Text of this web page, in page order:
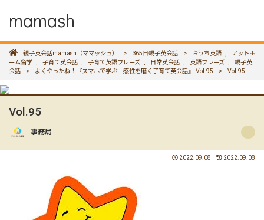
mamash
親子英会話mamash（ママッシュ） > 365日親子英会話 > おうち英語 ,
アットホ
ーム留学 , 子育て英会話 , 子育て英語フレーズ , 日常英会話 , 英語フレーズ ,
親子英
会話
> よくやったね！『スマホで学ぶ 感性を磨く子育て英会話』 Vol.95 > Vol.95
Vol.95
事務局
2022.09.08 2022.09.08